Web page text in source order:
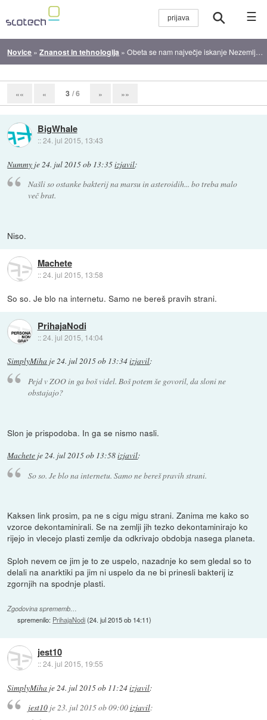
☰
Novice »Znanost in tehnologija »Obeta se nam največje iskanje Nezemljanov v zgodovini
«« « 3 / 6 » »»
BigWhale
::24. jul 2015, 13:43
Nummy je24. jul 2015 ob 13:35izjavil:
Našli so ostanke bakterij na marsu in asteroidih... bo treba malo
več brat.
Niso.
Machete
::24. jul 2015, 13:58
So so. Je blo na internetu. Samo ne bereš pravih strani.
PrihajaNodi
::24. jul 2015, 14:04
SimplyMiha je24. jul 2015 ob 13:34izjavil:
Pejd v ZOO in ga boš videl. Boš potem še govoril, da sloni ne
obstajajo?
Slon je prispodoba. In ga se nismo nasli.
Machete je24. jul 2015 ob 13:58izjavil:
So so. Je blo na internetu. Samo ne bereš pravih strani.
Kaksen link prosim, pa ne s cigu migu strani. Zanima me kako so
vzorce dekontaminirali. Se na zemlji jih tezko dekontaminirajo ko
rijejo in vlecejo plasti zemlje da odkrivajo obdobja nasega planeta.
Sploh nevem ce jim je to ze uspelo, nazadnje ko sem gledal so to
delali na anarktiki pa jim ni uspelo da ne bi prinesli bakterij iz
zgornjih na spodnje plasti.
Zgodovina sprememb…
spremenilo: PrihajaNodi(24. jul 2015 ob 14:11)
jest10
::24. jul 2015, 19:55
SimplyMiha je 24. jul 2015 ob 11:24izjavil:
jest10je23. jul 2015 ob 09:00izjavil: